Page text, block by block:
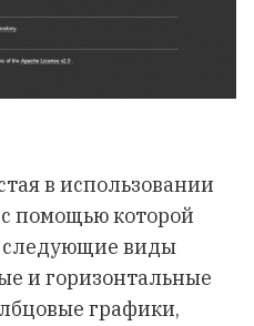
в использовании
помощью которой
следующие виды
и горизонтальные
графики,